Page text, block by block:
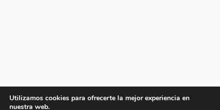
Utilizamos cookies para ofrecerte la mejor experiencia en
nuestra web.